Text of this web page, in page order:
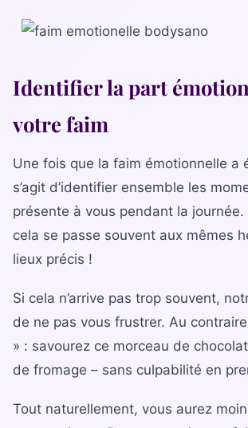
Identifier la part
votre faim
Une fois que la faim émotionnelle a
s’agit d’identifier ensemble les
présente à vous pendant la journée.
cela se passe souvent aux mêmes
lieux précis !
Si cela n’arrive pas trop souvent,
de ne pas vous frustrer. Au
» : savourez ce morceau de
de fromage – sans culpabilité en
Tout naturellement, vous aurez